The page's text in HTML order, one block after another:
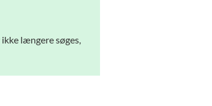
længere søges,